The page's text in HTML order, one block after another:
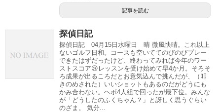
記事を読む
探偵日記
探偵日記 04月15日水曜日 晴 微風快晴。これ以上
ないゴルフ日和。コースも空いててのびのびプレー
できたはずだったけど、終わってみれば今年のワー
ストスコア😢レッスンを受け始めて早4か月。そろそ
ろ成果が出るころだとお意気込んで挑んだが、（叩
きのめされた）いいショットもあるのだがどうにも
かみ合わない。ヘボ4人組で回ったが最下位。みんな
が「どうしたのふくちゃん？」と訝しく思うぐらい
のざま。 気分...